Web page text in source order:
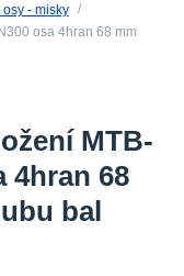
- misky
osa 4hran 68 mm
MTB-
4hran 68
bal